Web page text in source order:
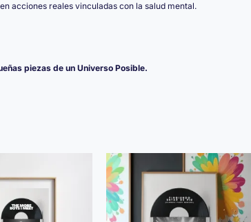
acciones reales vinculadas con la salud mental.
piezas de un Universo Posible.